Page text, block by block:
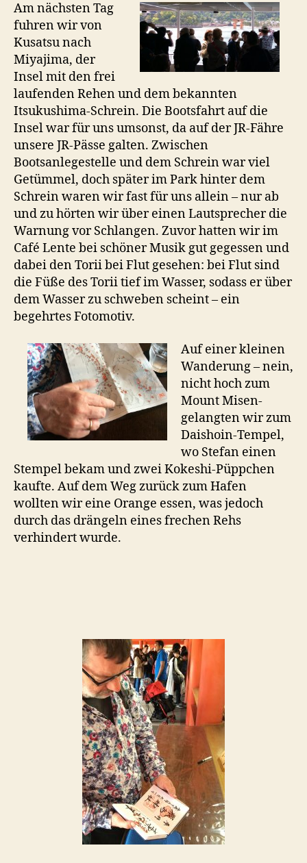
Am nächsten Tag
fuhren wir von
Kusatsu nach
Miyajima, der
Insel mit den frei
laufenden Rehen und dem bekannten
Itsukushima-Schrein. Die Bootsfahrt auf die
Insel war für uns umsonst, da auf der JR-Fähre
unsere JR-Pässe galten. Zwischen
Bootsanlegestelle und dem Schrein war viel
Getümmel, doch später im Park hinter dem
Schrein waren wir fast für uns allein – nur ab
und zu hörten wir über einen Lautsprecher die
Warnung vor Schlangen. Zuvor hatten wir im
Café Lente bei schöner Musik gut gegessen und
dabei den Torii bei Flut gesehen: bei Flut sind
die Füße des Torii tief im Wasser, sodass er über
dem Wasser zu schweben scheint – ein
begehrtes Fotomotiv.
Auf einer kleinen
Wanderung – nein,
nicht hoch zum
Mount Misen-
gelangten wir zum
Daishoin-Tempel,
wo Stefan einen
Stempel bekam und zwei Kokeshi-Püppchen
kaufte. Auf dem Weg zurück zum Hafen
wollten wir eine Orange essen, was jedoch
durch das drängeln eines frechen Rehs
verhindert wurde.